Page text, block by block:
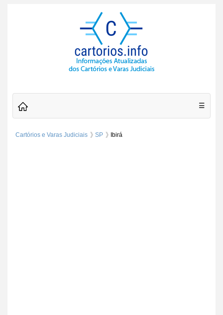
☰
Cartórios e Varas Judiciais SP Ibirá